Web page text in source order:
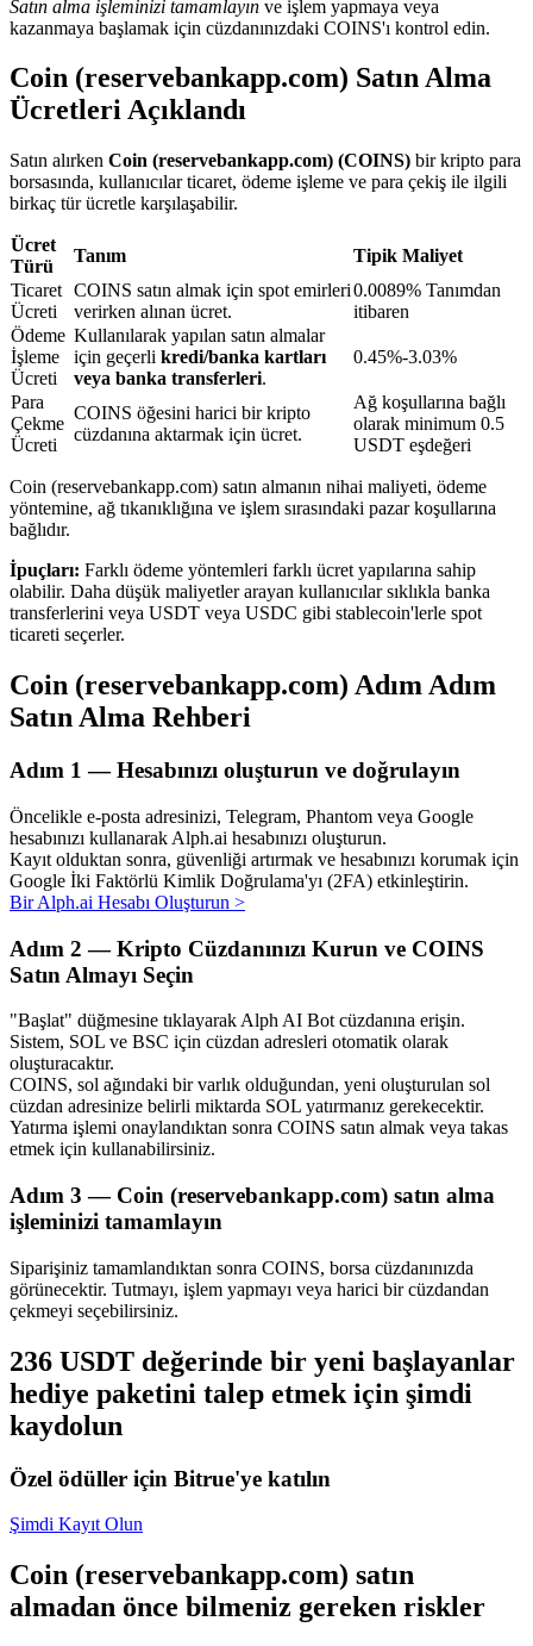
BTR Kilitleme
BTR sahiplerine özel yatırımlar
Krediler
Otomatik Yatırım
Uzun vadeli kâr ve esnek çıkarlar elde edin
Pasif gelir kazanma hakkında bilgi edinin
Bitrue Ortakları
Kullanıcı başına %65'e kadar komisyon!
Satın alma işleminizi tamamlayın ve işlem yapmaya veya
kazanmaya başlamak için cüzdanınızdaki COINS'ı kontrol edin.
Coin (reservebankapp.com) Satın Alma
Ücretleri Açıklandı
Satın alırken Coin (reservebankapp.com) (COINS) bir kripto para
borsasında, kullanıcılar ticaret, ödeme işleme ve para çekiş ile ilgili
birkaç tür ücretle karşılaşabilir.
Ücret
Türü
Tanım
Tipik Maliyet
Ticaret
Ücreti
COINS satın almak için spot emirleri
verirken alınan ücret.
0.0089% Tanımdan
itibaren
Ödeme
İşleme
Ücreti
Kullanılarak yapılan satın almalar
için geçerli kredi/banka kartları
veya banka transferleri.
0.45%-3.03%
Para
Çekme
Ücreti
COINS öğesini harici bir kripto
cüzdanına aktarmak için ücret.
Ağ koşullarına bağlı
olarak minimum 0.5
USDT eşdeğeri
Coin (reservebankapp.com) satın almanın nihai maliyeti, ödeme
yöntemine, ağ tıkanıklığına ve işlem sırasındaki pazar koşullarına
bağlıdır.
İpuçları: Farklı ödeme yöntemleri farklı ücret yapılarına sahip
olabilir. Daha düşük maliyetler arayan kullanıcılar sıklıkla banka
transferlerini veya USDT veya USDC gibi stablecoin'lerle spot
ticareti seçerler.
Coin (reservebankapp.com) Adım Adım
Satın Alma Rehberi
Adım 1 —Hesabınızı oluşturun ve doğrulayın
Öncelikle e-posta adresinizi, Telegram, Phantom veya Google
hesabınızı kullanarak Alph.ai hesabınızı oluşturun.
Kayıt olduktan sonra, güvenliği artırmak ve hesabınızı korumak için
Google İki Faktörlü Kimlik Doğrulama'yı (2FA) etkinleştirin.
Bir Alph.ai Hesabı Oluşturun >
Adım 2 — Kripto Cüzdanınızı Kurun ve COINS
Satın Almayı Seçin
"Başlat" düğmesine tıklayarak Alph AI Bot cüzdanına erişin.
Sistem, SOL ve BSC için cüzdan adresleri otomatik olarak
oluşturacaktır.
COINS, sol ağındaki bir varlık olduğundan, yeni oluşturulan sol
cüzdan adresinize belirli miktarda SOL yatırmanız gerekecektir.
Yatırma işlemi onaylandıktan sonra COINS satın almak veya takas
etmek için kullanabilirsiniz.
Adım 3 — Coin (reservebankapp.com) satın alma
işleminizi tamamlayın
Siparişiniz tamamlandıktan sonra COINS, borsa cüzdanınızda
görünecektir. Tutmayı, işlem yapmayı veya harici bir cüzdandan
çekmeyi seçebilirsiniz.
236 USDT değerinde bir yeni başlayanlar
hediye paketini talep etmek için şimdi
kaydolun
Özel ödüller için Bitrue'ye katılın
Şimdi Kayıt Olun
Coin (reservebankapp.com) satın
almadan önce bilmeniz gereken riskler